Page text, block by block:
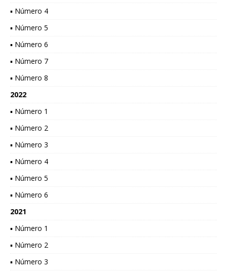
▪ Número 4
▪ Número 5
▪ Número 6
▪ Número 7
▪ Número 8
2022
▪ Número 1
▪ Número 2
▪ Número 3
▪ Número 4
▪ Número 5
▪ Número 6
2021
▪ Número 1
▪ Número 2
▪ Número 3